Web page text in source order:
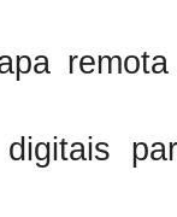
digitais